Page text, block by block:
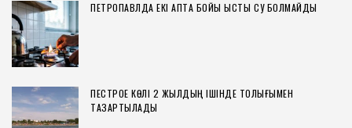
ПЕТРОПАВЛДА ЕКІ АПТА БОЙЫ ЫСТЫҚ СУ БОЛМАЙДЫ
ПЕСТРОЕ КӨЛІ 2 ЖЫЛДЫҢ ІШІНДЕ ТОЛЫҒЫМЕН
ТАЗАРТЫЛАДЫ